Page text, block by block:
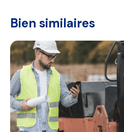
Bien similaires
A VENDRE